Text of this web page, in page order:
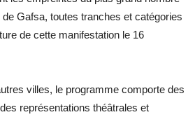
Gafsa, toutes tranches et catégories
de cette manifestation le 16
villes, le programme comporte des
représentations théâtrales et